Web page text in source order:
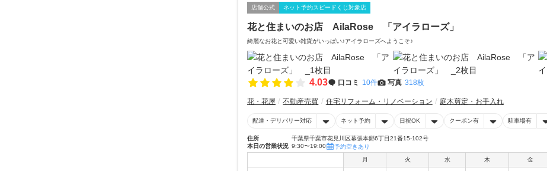
店舗公式 ネット予約スピードくじ対象店
花と住まいのお店 AilaRose 「アイラローズ」
綺麗なお花と可愛い雑貨がいっぱい♪アイラローズへようこそ♪
4.03 口コミ 10件 写真 318枚
花・花屋 不動産売買 住宅リフォーム・リノベーション 庭木剪定・お手入れ
配達・デリバリー対応 ネット予約 日祝OK クーポン有 駐車場有
住所
千葉県千葉市花見川区幕張本郷6丁目21番15-102号
本日の営業状況 9:30〜19:00 予約空きあり
月 火 水 木 金